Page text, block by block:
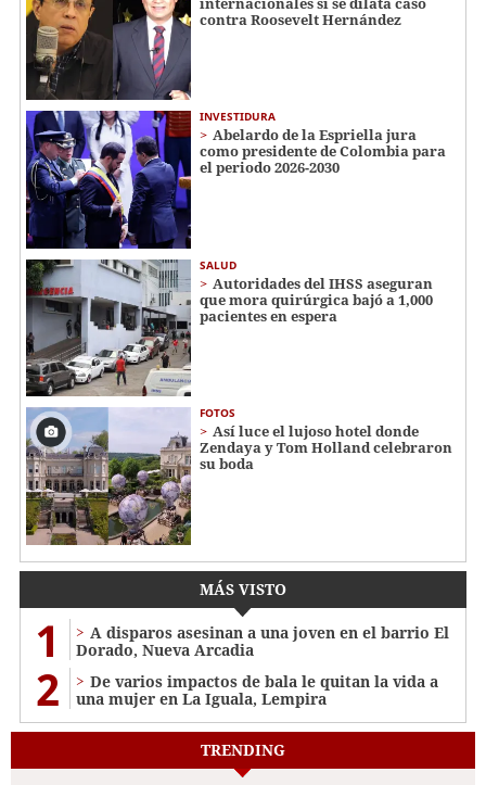
contra Roosevelt Hernández
INVESTIDURA
Abelardo de la Espriella jura
como presidente de Colombia para
el periodo 2026-2030
SALUD
Autoridades del IHSS aseguran
que mora quirúrgica bajó a 1,000
pacientes en espera
FOTOS
Así luce el lujoso hotel donde
Zendaya y Tom Holland celebraron
su boda
MÁS VISTO
1
A disparos asesinan a una joven en el barrio El
Dorado, Nueva Arcadia
2
De varios impactos de bala le quitan la vida a
una mujer en La Iguala, Lempira
TRENDING